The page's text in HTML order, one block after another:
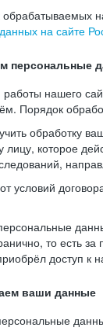
на сайте
персональные
нашего
Порядок
обработку
лицу, которое
условий
то есть
доступ к
ваши данные